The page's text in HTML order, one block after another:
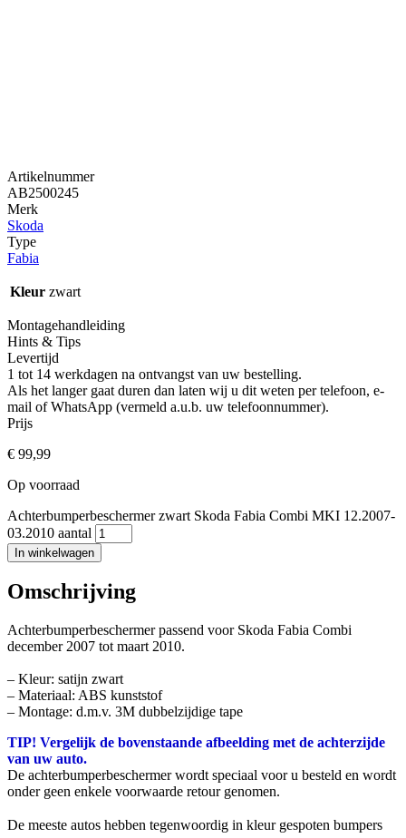
Artikelnummer
AB2500245
Merk
Skoda
Type
Fabia
Kleur zwart
Montagehandleiding
Hints & Tips
Levertijd
1 tot 14 werkdagen na ontvangst van uw bestelling.
Als het langer gaat duren dan laten wij u dit weten per telefoon, e-
mail of WhatsApp (vermeld a.u.b. uw telefoonnummer).
Prijs
€ 99,99
Op voorraad
Achterbumperbeschermer zwart Skoda Fabia Combi MKI 12.2007-
03.2010 aantal
In winkelwagen
Omschrijving
Achterbumperbeschermer passend voor Skoda Fabia Combi
december 2007 tot maart 2010.
– Kleur: satijn zwart
– Materiaal: ABS kunststof
– Montage: d.m.v. 3M dubbelzijdige tape
TIP! Vergelijk de bovenstaande afbeelding met de achterzijde
van uw auto.
De achterbumperbeschermer wordt speciaal voor u besteld en wordt
onder geen enkele voorwaarde retour genomen.
De meeste autos hebben tegenwoordig in kleur gespoten bumpers